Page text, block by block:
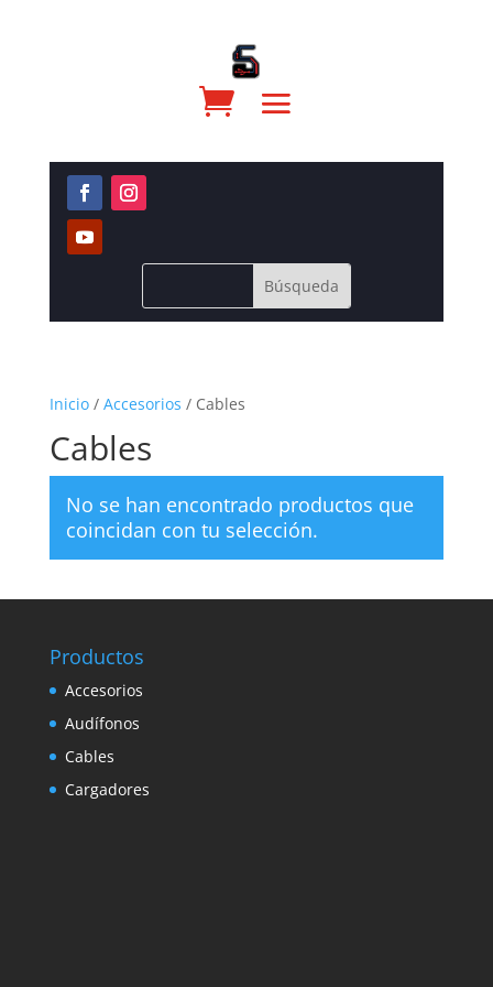
Inicio/ Accesorios / Cables
Cables
No se han encontrado productos que
coincidan con tu selección.
Productos
Accesorios
Audífonos
Cables
Cargadores